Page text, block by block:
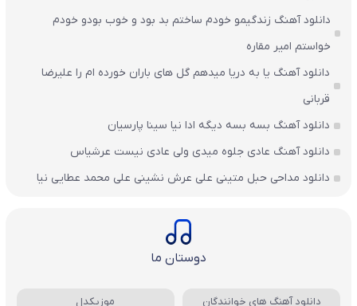
دانلود آهنگ زندگیمو خودم ساختم بد بود و خوب بودو خودم
خواستم امیر مقاره
دانلود آهنگ یا به دریا میدهم گل های باران‌ خورده ام را علیرضا
قربانی
دانلود آهنگ بسه بسه دیگه ادا نیا سینا پارسیان
دانلود آهنگ عادی جلوه میدی ولی عادی نیست عرشیاس
دانلود مداحی حبل متینی علی عرش نشینی علی محمد عطایی نیا
دوستان ما
دانلود آهنگ های خوانندگان موزیکدل